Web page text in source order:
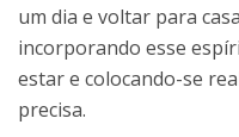
um dia e voltar para
incorporando esse
estar e colocando-se
precisa.